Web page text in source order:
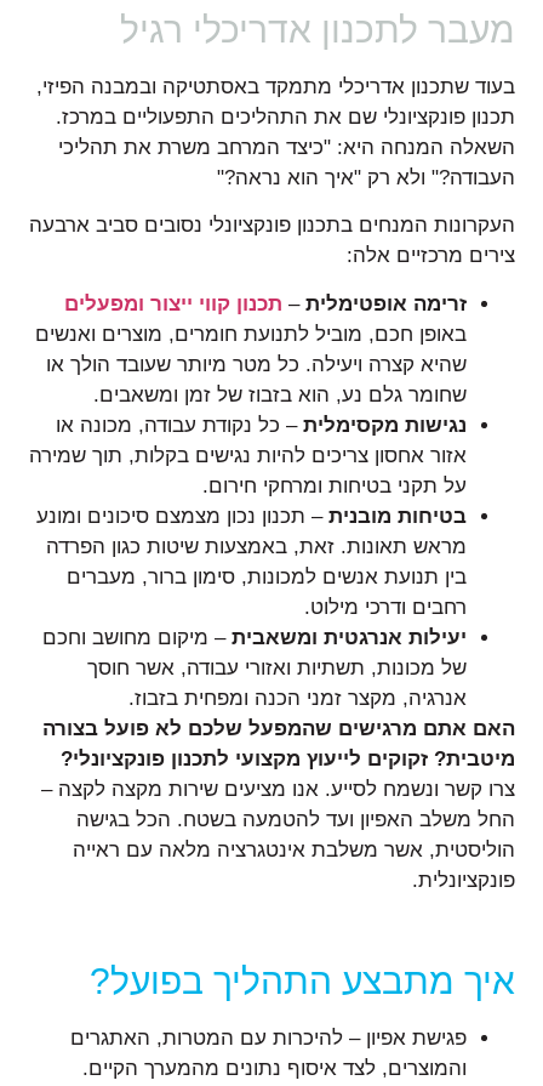
מעבר לתכנון אדריכלי רגיל
בעוד שתכנון אדריכלי מתמקד באסתטיקה ובמבנה הפיזי,
תכנון פונקציונלי שם את התהליכים התפעוליים במרכז.
השאלה המנחה היא: "כיצד המרחב משרת את תהליכי
העבודה?" ולא רק "איך הוא נראה?"
העקרונות המנחים בתכנון פונקציונלי נסובים סביב ארבעה
צירים מרכזיים אלה:
זרימה אופטימלית – תכנון קווי ייצור ומפעלים
באופן חכם, מוביל לתנועת חומרים, מוצרים ואנשים
שהיא קצרה ויעילה. כל מטר מיותר שעובד הולך או
שחומר גלם נע, הוא בזבוז של זמן ומשאבים.
נגישות מקסימלית – כל נקודת עבודה, מכונה או
אזור אחסון צריכים להיות נגישים בקלות, תוך שמירה
על תקני בטיחות ומרחקי חירום.
בטיחות מובנית – תכנון נכון מצמצם סיכונים ומונע
מראש תאונות. זאת, באמצעות שיטות כגון הפרדה
בין תנועת אנשים למכונות, סימון ברור, מעברים
רחבים ודרכי מילוט.
יעילות אנרגטית ומשאבית – מיקום מחושב וחכם
של מכונות, תשתיות ואזורי עבודה, אשר חוסך
אנרגיה, מקצר זמני הכנה ומפחית בזבוז.
האם אתם מרגישים שהמפעל שלכם לא פועל בצורה
מיטבית? זקוקים לייעוץ מקצועי לתכנון פונקציונלי?
צרו קשר ונשמח לסייע. אנו מציעים שירות מקצה לקצה –
החל משלב האפיון ועד להטמעה בשטח. הכל בגישה
הוליסטית, אשר משלבת אינטגרציה מלאה עם ראייה
פונקציונלית.
איך מתבצע התהליך בפועל?
פגישת אפיון – להיכרות עם המטרות, האתגרים
והמוצרים, לצד איסוף נתונים מהמערך הקיים.